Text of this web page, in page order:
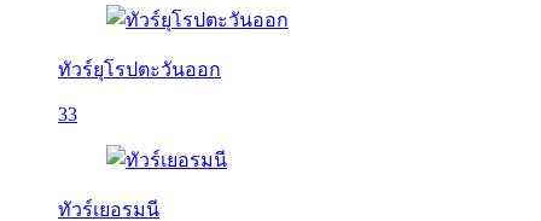
ทัวร์ยุโรปตะวันออก
33
ทัวร์เยอรมนี